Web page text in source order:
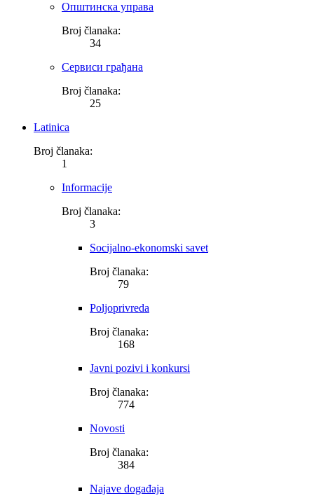
Општинска управа
Broj članaka:
34
Сервиси грађана
Broj članaka:
25
Latinica
Broj članaka:
1
Informacije
Broj članaka:
3
Socijalno-ekonomski savet
Broj članaka:
79
Poljoprivreda
Broj članaka:
168
Javni pozivi i konkursi
Broj članaka:
774
Novosti
Broj članaka:
384
Najave događaja